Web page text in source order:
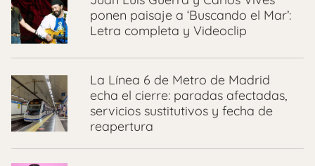
ponen paisaje a ‘Buscando el Mar’:
Letra completa y Videoclip
La Línea 6 de Metro de Madrid
echa el cierre: paradas afectadas,
servicios sustitutivos y fecha de
reapertura